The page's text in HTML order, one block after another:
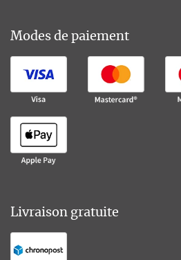
Modes de paiement
Livraison gratuite